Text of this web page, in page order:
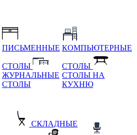
ПИСЬМЕННЫЕ
СТОЛЫ
ЖУРНАЛЬНЫЕ
СТОЛЫ
КОМПЬЮТЕРНЫЕ
СТОЛЫ
СТОЛЫ НА
КУХНЮ
СКЛАДНЫЕ